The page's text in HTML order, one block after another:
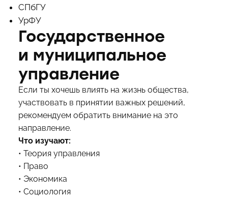
СПбГУ
УрФУ
Государственное
и муниципальное
управление
Если ты хочешь влиять на жизнь общества,
участвовать в принятии важных решений,
рекомендуем обратить внимание на это
направление.
Что изучают:
• Теория управления
• Право
• Экономика
• Социология